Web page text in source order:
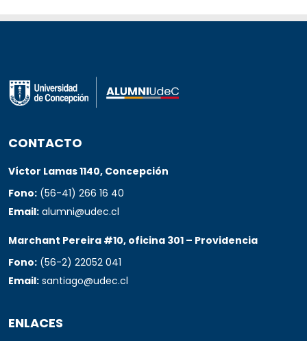
CONTACTO
Víctor Lamas 1140, Concepción
Fono: (56-41) 266 16 40
Email: alumni@udec.cl
Marchant Pereira #10, oficina 301 – Providencia
Fono: (56-2) 22052 041
Email: santiago@udec.cl
ENLACES